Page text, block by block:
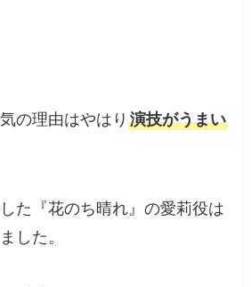
の理由はやはり演技がうまい
た『花のち晴れ』の愛莉役は
した。